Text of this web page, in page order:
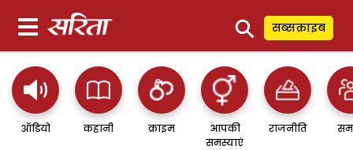
⚲ सब्सक्राइब
ऑडियो कहानी क्राइम
आपकी
समस्याएं
राजनीति